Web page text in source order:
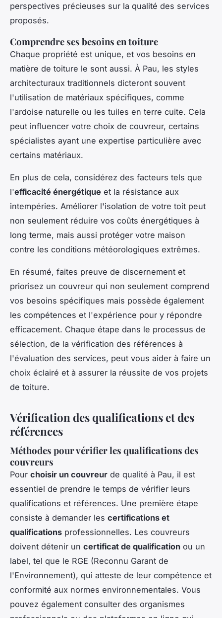
perspectives précieuses sur la qualité des services
proposés.
Comprendre ses besoins en toiture
Chaque propriété est unique, et vos besoins en
matière de toiture le sont aussi. À Pau, les styles
architecturaux traditionnels dicteront souvent
l'utilisation de matériaux spécifiques, comme
l'ardoise naturelle ou les tuiles en terre cuite. Cela
peut influencer votre choix de couvreur, certains
spécialistes ayant une expertise particulière avec
certains matériaux.
En plus de cela, considérez des facteurs tels que
l'efficacité énergétique et la résistance aux
intempéries. Améliorer l'isolation de votre toit peut
non seulement réduire vos coûts énergétiques à
long terme, mais aussi protéger votre maison
contre les conditions météorologiques extrêmes.
En résumé, faites preuve de discernement et
priorisez un couvreur qui non seulement comprend
vos besoins spécifiques mais possède également
les compétences et l'expérience pour y répondre
efficacement. Chaque étape dans le processus de
sélection, de la vérification des références à
l'évaluation des services, peut vous aider à faire un
choix éclairé et à assurer la réussite de vos projets
de toiture.
Vérification des qualifications et des
références
Méthodes pour vérifier les qualifications des
couvreurs
Pour choisir un couvreur de qualité à Pau, il est
essentiel de prendre le temps de vérifier leurs
qualifications et références. Une première étape
consiste à demander les certifications et
qualifications professionnelles. Les couvreurs
doivent détenir un certificat de qualification ou un
label, tel que le RGE (Reconnu Garant de
l'Environnement), qui atteste de leur compétence et
conformité aux normes environnementales. Vous
pouvez également consulter des organismes